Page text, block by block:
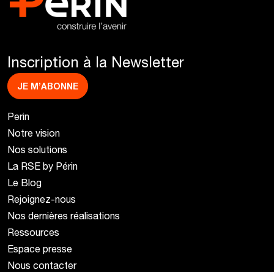
Inscription à la Newsletter
JE M’ABONNE
Perin
Notre vision
Nos solutions
La RSE by Périn
Le Blog
Rejoignez-nous
Nos dernières réalisations
Ressources
Espace presse
Nous contacter